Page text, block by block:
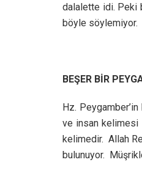
dalalette idi. Peki
böyle söylemiyor.
BEŞER BİR
Hz.
ve insan kelimesi
kelimedir. Allah
bulunuyor.